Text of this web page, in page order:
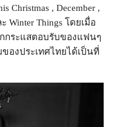
Christmas , December ,
Winter Things โดยเมื่อ
กกระแสตอบรับของแฟนๆ
องประเทศไทยได้เป็นที่